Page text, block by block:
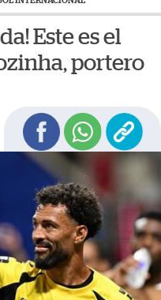
Este es el
portero